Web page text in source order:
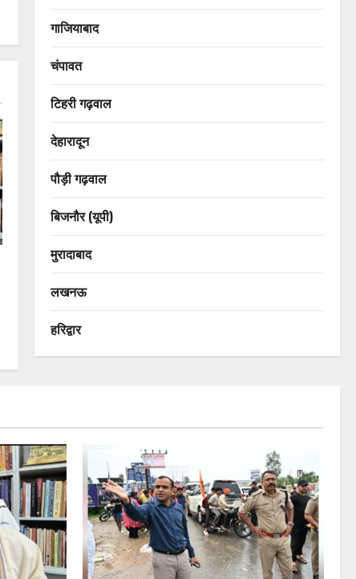
गाजियाबाद
चंपावत
टिहरी गढ़वाल
देहारादून
पौड़ी गढ़वाल
बिजनौर (यूपी)
मुरादाबाद
लखनऊ
हरिद्वार